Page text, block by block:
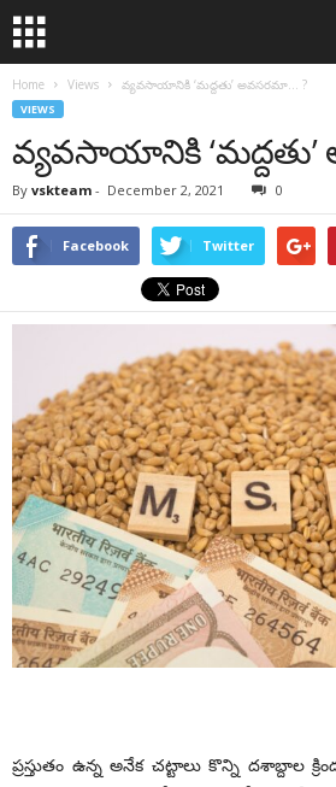
Home Views వ్య‌వ‌సాయానికి ‘మద్దతు’ అవసరమా… ?
VIEWS
వ్య‌వ‌సాయానికి
By vskteam - December 2, 2021 0
Facebook Twitter
ప్రస్తుతం ఉన్న అనేక చట్టాలు కొన్ని దశాబ్దాల